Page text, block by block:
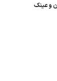
و عینک